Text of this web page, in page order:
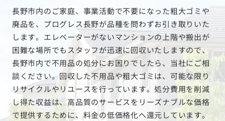
長野市内のご家庭、事業活動で不要になった粗大ゴミや
廃品を、プログレス長野が品種を問わずお引き取りいた
します。エレベーターがないマンションの上階や搬出が
困難な場所でもスタッフが迅速に回収いたしますので、
長野市内で不用品の処分にお困りでしたら、当社にご相
談ください。回収した不用品や粗大ゴミは、可能な限り
リサイクルやリユースを行っています。処分費用を削減
し得た収益は、高品質のサービスをリーズナブルな価格
で提供するために、料金の低価格化へ還元しています。